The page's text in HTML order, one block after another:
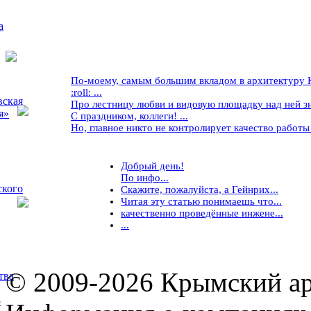
По-моему, самым большим вкладом в архитектуру
:roll: ...
Про лестницу любви и видовую площадку над ней
С праздником, коллеги! ...
Но, главное никто не контролирует качество
Добрый день!
По инфо...
Скажите, пожалуйста, а Гейнрих...
Читая эту статью понимаешь что...
качественно проведённые инжене...
...
© 2009-2026 Крымский